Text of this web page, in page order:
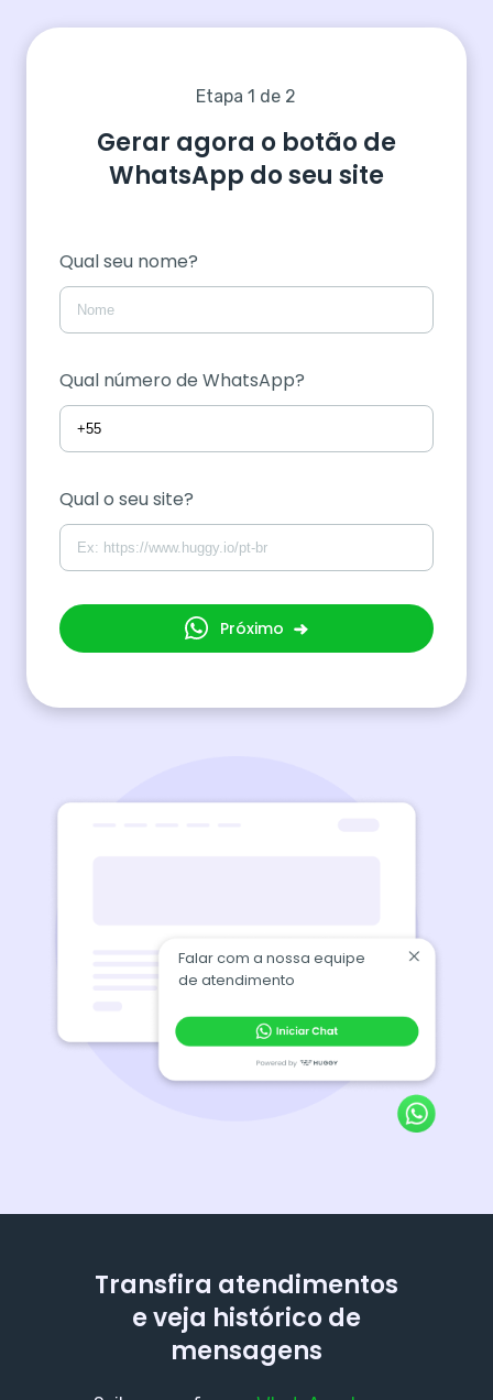
Etapa 1 de 2
Gerar agora o botão de
WhatsApp do seu site
Qual seu nome?
Qual número de WhatsApp?
Qual o seu site?
Próximo
Falar com a nossa equipe
de atendimento
Transfira atendimentos
e veja histórico de
mensagens